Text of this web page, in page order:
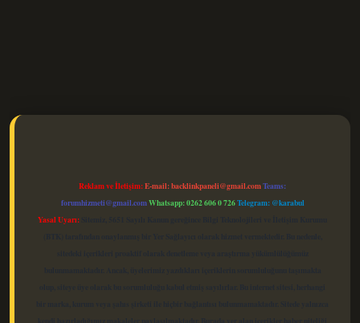
Reklam ve İletişim:E-mail:backlinkpaneli@gmail.comTeams:
forumhizmeti@gmail.comWhatsapp: 0262 606 0 726Telegram: @karabul
Yasal Uyarı: